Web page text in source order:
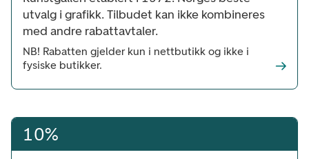
utvalg i grafikk. Tilbudet kan ikke kombineres
med andre rabattavtaler.
NB! Rabatten gjelder kun i nettbutikk og ikke i
fysiske butikker.
10%